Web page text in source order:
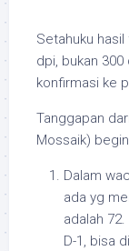
Setahuku
dpi, bukan 300
konfirmasi ke
Tanggapan dari
Mossaik)
Dalam
ada yg
adalah
D-1, bisa